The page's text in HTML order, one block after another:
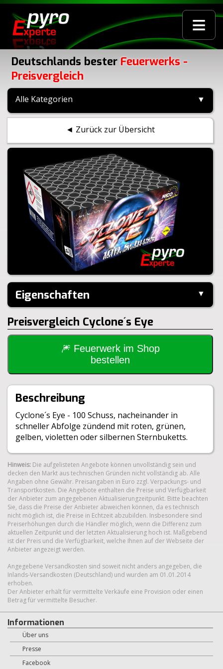
≡
Deutschlands bester Feuerwerks -
Preisvergleich
Alle Kategorien ▼
◄ Zurück zur Übersicht
Eigenschaften ▼
Hersteller:
Nico
Performance:
I-Shape
Kaliber:
23mm
Schuss:
100
40m
45sek
Inhalt je VE:
4 Stück
Größe:
25,6x25,6x12,3cm
Gewicht Brutto:
Gewicht Netto:
BAM:
BAM-F2-0993
Preisvergleich Cyclone´s Eye
🎆 Feuerwerk im Shop
bestellen
Beschreibung
Cyclone´s Eye - 100 Schuss, nacheinander in
schneller Abfolge zündend mit roten, grünen,
gelben, violetten oder silbernen Sternbuketts.
Hinweis: Die aufgelisteten Angebote können unvollständig sein und
decken den Markt aus technischen Gründen nicht vollständig ab. Alle
Angaben ohne Gewähr. Preisangaben in Euro zzgl. Verpackungs- und
Transportkosten. Die Angebote enthalten die Preise und Verfügbarkeit
der Anbieter zum angegebenen Aktualisierungzeitpunkt. Bitte beachten
Sie, dass die Preise der Anbieter abweichen können, da es technisch
nicht möglich ist, die Preise in Echtzeit abzubilden. Insbesondere sind
Preiserhöhungen durch die Händler möglich, wenn die Differenz zum
aktuellen Zeitpunkt und der letzten Aktualisierung hoch ist. Maßgebend
ist der Preis und die Verfügbarkeit, welche Ihnen auf der Webseite der
Anbieter angezeigt werden.
Angegebene Versandkosten sind soweit nicht anders angegeben, die
Inlands-Versandkosten (Deutschland) und wurden am 01.01.2014
erhoben.
Der Anbieter erhält für vermittelte Verkäufe eine Provision oder einen
Betrag für vermittelte Besucher.
Informationen
Über uns
Presse
Facebook